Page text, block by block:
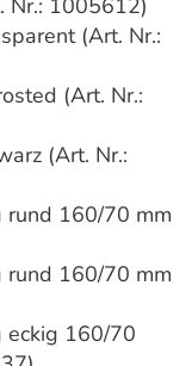
Nr.: 1005612)
(Art. Nr.:
(Art. Nr.:
(Art. Nr.:
rund 160/70 mm
rund 160/70 mm
eckig 160/70